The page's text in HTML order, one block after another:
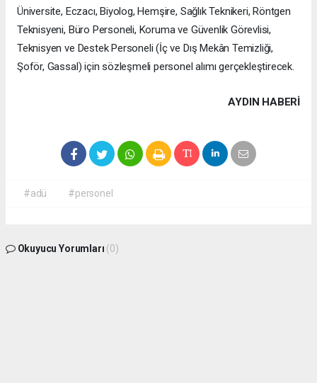
Üniversite, Eczacı, Biyolog, Hemşire, Sağlık Teknikeri, Röntgen
Teknisyeni, Büro Personeli, Koruma ve Güvenlik Görevlisi,
Teknisyen ve Destek Personeli (İç ve Dış Mekân Temizliği,
Şoför, Gassal) için sözleşmeli personel alımı gerçekleştirecek.
AYDIN HABERİ
#adü #personel
Okuyucu Yorumları (0)